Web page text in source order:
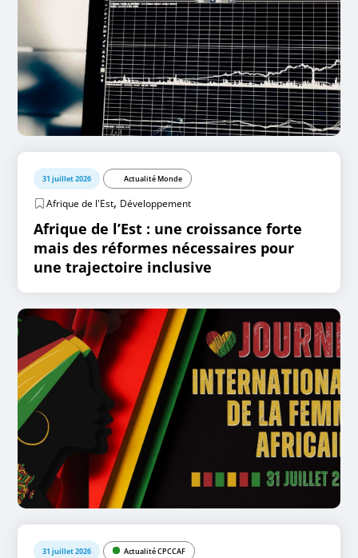
31 juillet 2026 Actualité Monde
Afrique de l'Est, Développement
Afrique de l’Est : une croissance forte
mais des réformes nécessaires pour
une trajectoire inclusive
31 juillet 2026 Actualité CPCCAF